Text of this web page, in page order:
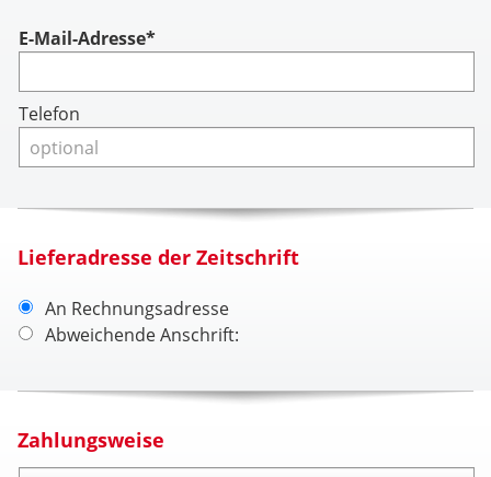
Account
E-Mail-Adresse*
Telefon
Lieferadresse der Zeitschrift
An Rechnungsadresse
Abweichende Anschrift:
Zahlungsweise